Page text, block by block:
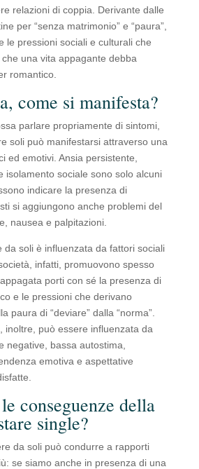
relazioni di coppia. Derivante dalle
per “senza matrimonio” e “paura”,
le pressioni sociali e culturali che
che una vita appagante debba
romantico.
come si manifesta?
parlare propriamente di sintomi,
soli può manifestarsi attraverso una
ed emotivi. Ansia persistente,
isolamento sociale sono solo alcuni
indicare la presenza di
si aggiungono anche problemi del
nausea e palpitazioni.
da soli è influenzata da fattori sociali
infatti, promuovono spesso
porti con sé la presenza di
e le pressioni che derivano
paura di “deviare” dalla “norma”.
inoltre, può essere influenzata da
negative, bassa autostima,
emotiva e aspettative
conseguenze della
single?
da soli può condurre a rapporti
se siamo anche in presenza di una